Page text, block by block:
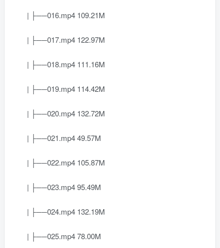
| ├──016.mp4 109.21M
| ├──017.mp4 122.97M
| ├──018.mp4 111.16M
| ├──019.mp4 114.42M
| ├──020.mp4 132.72M
| ├──021.mp4 49.57M
| ├──022.mp4 105.87M
| ├──023.mp4 95.49M
| ├──024.mp4 132.19M
| ├──025.mp4 78.00M